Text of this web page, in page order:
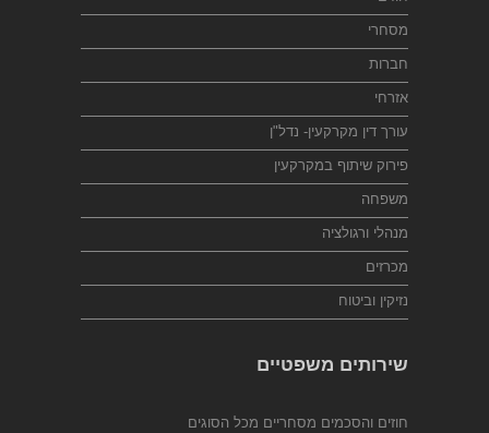
מסחרי
חברות
אזרחי
עורך דין מקרקעין- נדל"ן
פירוק שיתוף במקרקעין
משפחה
מנהלי ורגולציה
מכרזים
נזיקין וביטוח
שירותים משפטיים
חוזים והסכמים מסחריים מכל הסוגים